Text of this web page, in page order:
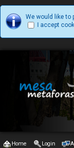
We would like to
I accept
Home Login